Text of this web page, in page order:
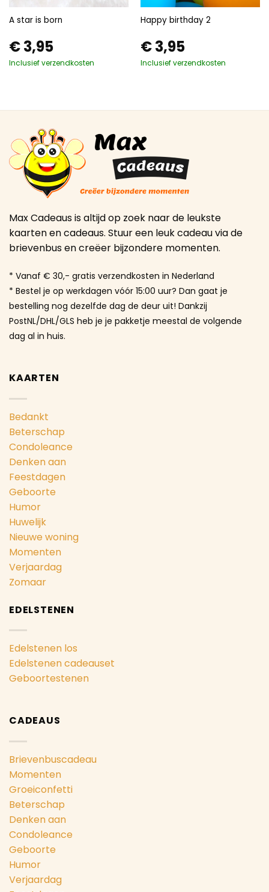
A star is born
€3,95
Inclusief verzendkosten
Happy birthday 2
€3,95
Inclusief verzendkosten
Max Cadeaus is altijd op zoek naar de leukste
kaarten en cadeaus. Stuur een leuk cadeau via de
brievenbus en creëer bijzondere momenten.
* Vanaf € 30,- gratis verzendkosten in Nederland
* Bestel je op werkdagen vóór 15:00 uur? Dan gaat je
bestelling nog dezelfde dag de deur uit! Dankzij
PostNL/DHL/GLS heb je je pakketje meestal de volgende
dag al in huis.
KAARTEN
Bedankt
Beterschap
Condoleance
Denken aan
Feestdagen
Geboorte
Humor
Huwelijk
Nieuwe woning
Momenten
Verjaardag
Zomaar
EDELSTENEN
Edelstenen los
Edelstenen cadeauset
Geboortestenen
CADEAUS
Brievenbuscadeau
Momenten
Groeiconfetti
Beterschap
Denken aan
Condoleance
Geboorte
Humor
Verjaardag